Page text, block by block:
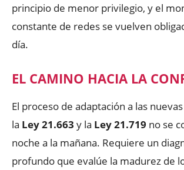
principio de menor privilegio, y el
constante de redes se vuelven
día.
EL CAMINO HACIA LA
El proceso de adaptación a las
la Ley 21.663 y la Ley 21.719 no se
noche a la mañana. Requiere un
profundo que evalúe la madurez de